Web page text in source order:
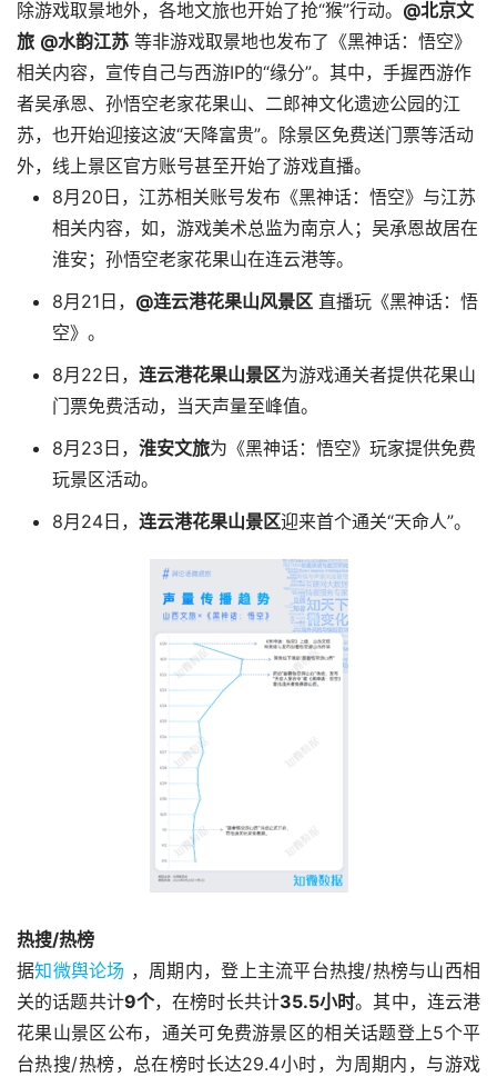
除游戏取景地外，各地文旅也开始了抢“猴”行动。 @北京文
旅 @水韵江苏 等非游戏取景地也发布了《黑神话：悟空》
相关内容，宣传自己与西游IP的“缘分”。其中，手握西游作
者吴承恩、孙悟空老家花果山、 二郎神文化遗迹公园的江
苏，也开始迎接这波“天降富贵”。除景区免费送门票等活动
外，线上景区官方账号甚至开始了游戏直播。
8月20日，江苏相关账号发布《黑神话：悟空》与江苏
相关内容，如，游戏美术总监为南京人； 吴承恩故居在
淮安；孙悟空老家花果山在连云港等。
8月21日， @连云港花果山风景区 直播玩《黑神话：悟
空》。
8月22日， 连云港花果山景区为游戏通关者提供花果山
门票免费活动，当天声量至峰值。
8月23日， 淮安文旅为《黑神话：悟空》玩家提供免费
玩景区活动。
8月24日， 连云港花果山景区迎来首个通关“天命人”。
热搜/热榜
据知微舆论场 ，周期内，登上主流平台热搜/热榜与山西相
关的话题共计9个，在榜时长共计35.5小时。其中，连云港
花果山景区公布，通关可免费游景区的相关话题登上5个平
台热搜/热榜，总在榜时长达29.4小时，为周期内，与游戏